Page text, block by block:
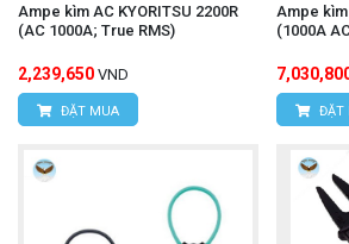
Ampe kìm AC KYORITSU 2200R
(AC 1000A; True RMS)
2,239,650 VND
ĐẶT MUA
Ampe kìm
(1000A
ĐẶT